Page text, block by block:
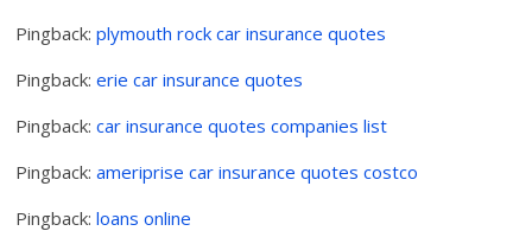
Pingback:plymouth rock car insurance quotes
Pingback:erie car insurance quotes
Pingback:car insurance quotes companies list
Pingback:ameriprise car insurance quotes costco
Pingback:loans online